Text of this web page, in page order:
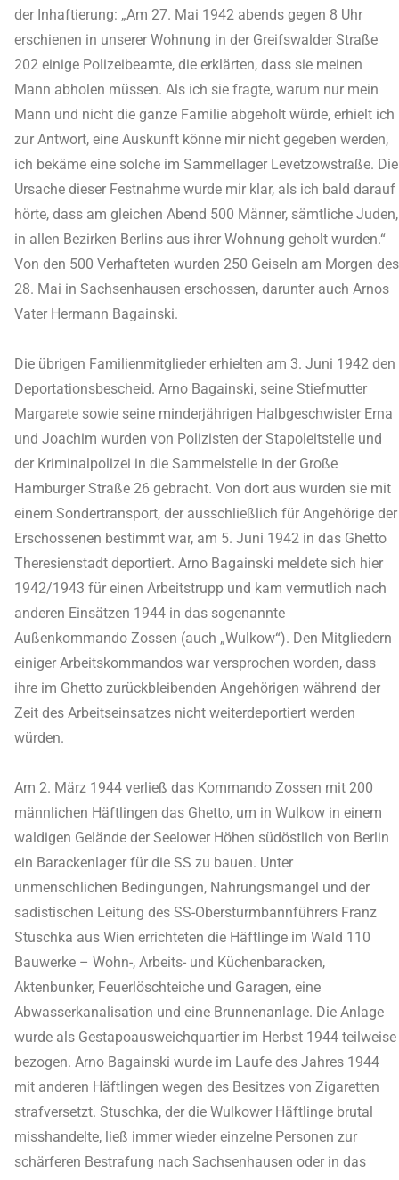
der Inhaftierung: „Am 27. Mai 1942 abends gegen 8 Uhr
erschienen in unserer Wohnung in der Greifswalder Straße
202 einige Polizeibeamte, die erklärten, dass sie meinen
Mann abholen müssen. Als ich sie fragte, warum nur mein
Mann und nicht die ganze Familie abgeholt würde, erhielt ich
zur Antwort, eine Auskunft könne mir nicht gegeben werden,
ich bekäme eine solche im Sammellager Levetzowstraße. Die
Ursache dieser Festnahme wurde mir klar, als ich bald darauf
hörte, dass am gleichen Abend 500 Männer, sämtliche Juden,
in allen Bezirken Berlins aus ihrer Wohnung geholt wurden.“
Von den 500 Verhafteten wurden 250 Geiseln am Morgen des
28. Mai in Sachsenhausen erschossen, darunter auch Arnos
Vater Hermann Bagainski.
Die übrigen Familienmitglieder erhielten am 3. Juni 1942 den
Deportationsbescheid. Arno Bagainski, seine Stiefmutter
Margarete sowie seine minderjährigen Halbgeschwister Erna
und Joachim wurden von Polizisten der Stapoleitstelle und
der Kriminalpolizei in die Sammelstelle in der Große
Hamburger Straße 26 gebracht. Von dort aus wurden sie mit
einem Sondertransport, der ausschließlich für Angehörige der
Erschossenen bestimmt war, am 5. Juni 1942 in das Ghetto
Theresienstadt deportiert. Arno Bagainski meldete sich hier
1942/1943 für einen Arbeitstrupp und kam vermutlich nach
anderen Einsätzen 1944 in das sogenannte
Außenkommando Zossen (auch „Wulkow“). Den Mitgliedern
einiger Arbeitskommandos war versprochen worden, dass
ihre im Ghetto zurückbleibenden Angehörigen während der
Zeit des Arbeitseinsatzes nicht weiterdeportiert werden
würden.
Am 2. März 1944 verließ das Kommando Zossen mit 200
männlichen Häftlingen das Ghetto, um in Wulkow in einem
waldigen Gelände der Seelower Höhen südöstlich von Berlin
ein Barackenlager für die SS zu bauen. Unter
unmenschlichen Bedingungen, Nahrungsmangel und der
sadistischen Leitung des SS-Obersturmbannführers Franz
Stuschka aus Wien errichteten die Häftlinge im Wald 110
Bauwerke – Wohn-, Arbeits- und Küchenbaracken,
Aktenbunker, Feuerlöschteiche und Garagen, eine
Abwasserkanalisation und eine Brunnenanlage. Die Anlage
wurde als Gestapoausweichquartier im Herbst 1944 teilweise
bezogen. Arno Bagainski wurde im Laufe des Jahres 1944
mit anderen Häftlingen wegen des Besitzes von Zigaretten
strafversetzt. Stuschka, der die Wulkower Häftlinge brutal
misshandelte, ließ immer wieder einzelne Personen zur
schärferen Bestrafung nach Sachsenhausen oder in das